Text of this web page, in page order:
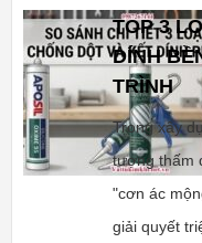
TOP 3
DÍNH
TRÌNH
Trong xây
tượng thấm
"cơn ác
giải quyết